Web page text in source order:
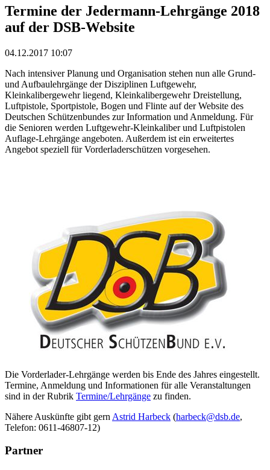
Termine der Jedermann-Lehrgänge 2018
auf der DSB-Website
04.12.2017 10:07
Nach intensiver Planung und Organisation stehen nun alle Grund-
und Aufbaulehrgänge der Disziplinen Luftgewehr,
Kleinkalibergewehr liegend, Kleinkalibergewehr Dreistellung,
Luftpistole, Sportpistole, Bogen und Flinte auf der Website des
Deutschen Schützenbundes zur Information und Anmeldung. Für
die Senioren werden Luftgewehr-Kleinkaliber und Luftpistolen
Auflage-Lehrgänge angeboten. Außerdem ist ein erweitertes
Angebot speziell für Vorderladerschützen vorgesehen.
Die Vorderlader-Lehrgänge werden bis Ende des Jahres eingestellt.
Termine, Anmeldung und Informationen für alle Veranstaltungen
sind in der Rubrik Termine/Lehrgänge zu finden.
Nähere Auskünfte gibt gern Astrid Harbeck (harbeck@dsb.de,
Telefon: 0611-46807-12)
Partner